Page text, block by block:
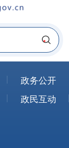
政务公开
政民互动